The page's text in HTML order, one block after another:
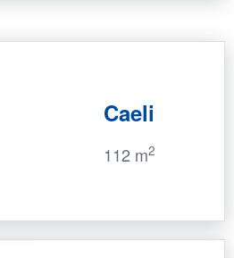
Caeli
112 m2